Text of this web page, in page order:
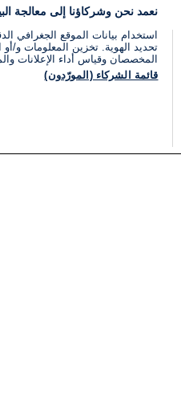
نعمد نحن وشركاؤنا إلى معالجة
استخدام بيانات الموقع
تحديد الهوية. تخزين المعلومات و/أو
المخصصان وقياس أداء الإعلانات
قائمة الشركاء (المورّدون)